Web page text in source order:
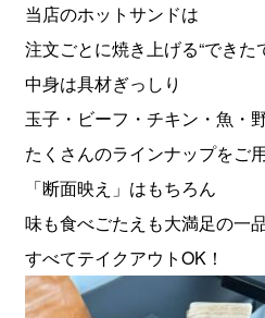
当店のホットサンドは
注文ごとに焼き上げる“できた
中身は具材ぎっしり
玉子・ビーフ・チキン・魚・
たくさんのラインナップをご
「断面映え」はもちろん
味も食べごたえも大満足の一
すべてテイクアウトOK！